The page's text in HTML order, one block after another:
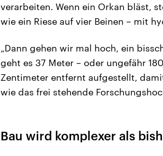
verarbeiten. Wenn ein Orkan bläst,
wie ein Riese auf vier Beinen – mit
„Dann gehen wir mal hoch, ein
geht es 37 Meter – oder ungefähr
Zentimeter entfernt aufgestellt,
wie das frei stehende
Bau wird komplexer als